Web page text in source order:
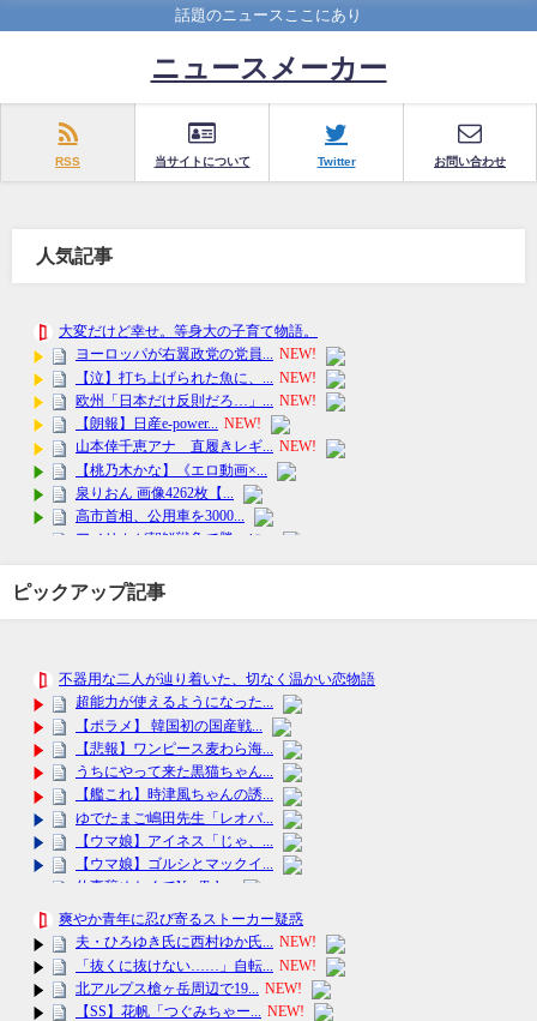
話題のニュースここにあり
ニュースメーカー
RSS 当サイトについて Twitter お問い合わせ
人気記事
ピックアップ記事